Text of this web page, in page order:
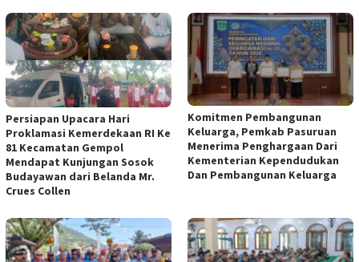
Persiapan Upacara Hari
Proklamasi Kemerdekaan RI Ke
81 Kecamatan Gempol
Mendapat Kunjungan Sosok
Budayawan dari Belanda Mr.
Crues Collen
Komitmen Pembangunan
Keluarga, Pemkab Pasuruan
Menerima Penghargaan Dari
Kementerian Kependudukan
Dan Pembangunan Keluarga